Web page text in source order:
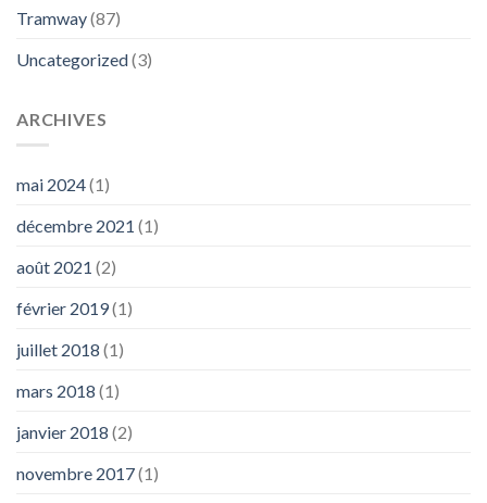
Tramway(87)
Uncategorized(3)
ARCHIVES
mai 2024(1)
décembre 2021 (1)
août 2021 (2)
février 2019(1)
juillet 2018 (1)
mars 2018 (1)
janvier 2018 (2)
novembre 2017(1)